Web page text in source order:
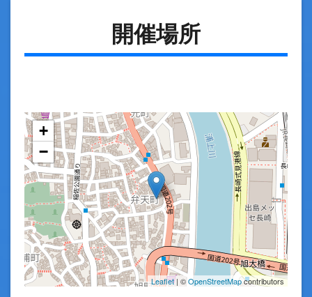
開催場所
+
−
Leaflet| ©OpenStreetMapcontributors